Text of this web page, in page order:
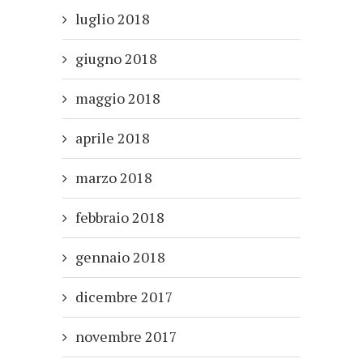
luglio 2018
giugno 2018
maggio 2018
aprile 2018
marzo 2018
febbraio 2018
gennaio 2018
dicembre 2017
novembre 2017